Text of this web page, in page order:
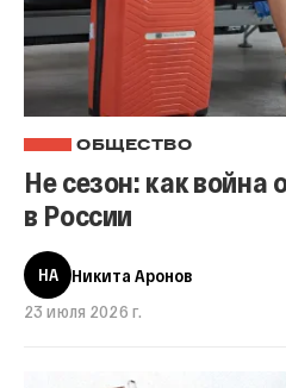
ОБЩЕСТВО
Не сезон: как
в России
НА
Никита Аронов
23 июля 2026 г.